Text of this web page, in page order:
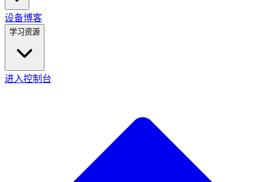
设备博客
学习资源
进入控制台